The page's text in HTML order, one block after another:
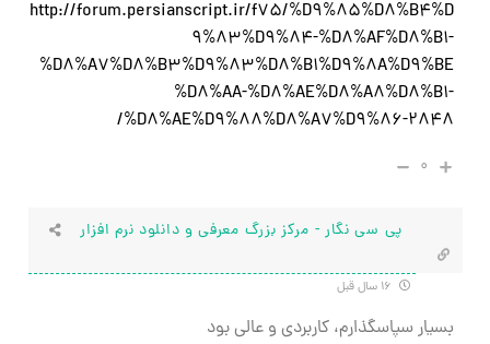
http://forum.persianscript.ir/f75/%D9%85%D8%B4%D
9%83%D9%84-%D8%AF%D8%B1-
%D8%A7%D8%B3%D9%83%D8%B1%D9%8A%D9%BE
%D8%AA-%D8%AE%D8%A8%D8%B1-
%D8%AE%D9%88%D8%A7%D9%86-2848/
۰
پی سی نگار - مرکز بزرگ معرفی و دانلود نرم افزار
بسیار سپاسگذارم، کاربردی و عالی بود